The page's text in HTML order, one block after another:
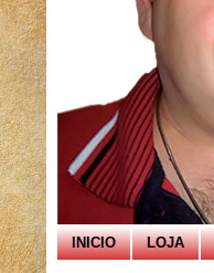
INICIO LOJA